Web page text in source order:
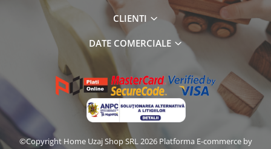
CLIENTI
DATE COMERCIALE
©Copyright Home Uzaj Shop SRL 2026 Platforma E-commerce by